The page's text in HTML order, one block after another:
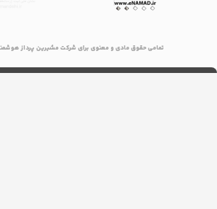
تمامی حقوق مادی و معنوی برای شرکت مشیرین پرداز هوشمند محفوظ میباشد.